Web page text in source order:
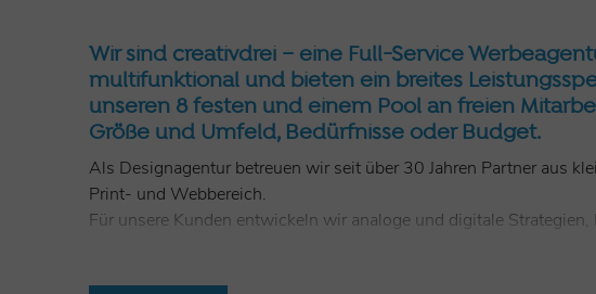
Wir sind creativdrei – eine Full-Service
multifunktional und bieten ein breites
unseren 8 festen und einem Pool an freien
Größe und Umfeld, Bedürfnisse oder Budget.
Als Designagentur betreuen wir seit über 30 Jahren Partner aus
Print- und Webbereich.
Für unsere Kunden entwickeln wir analoge und digitale